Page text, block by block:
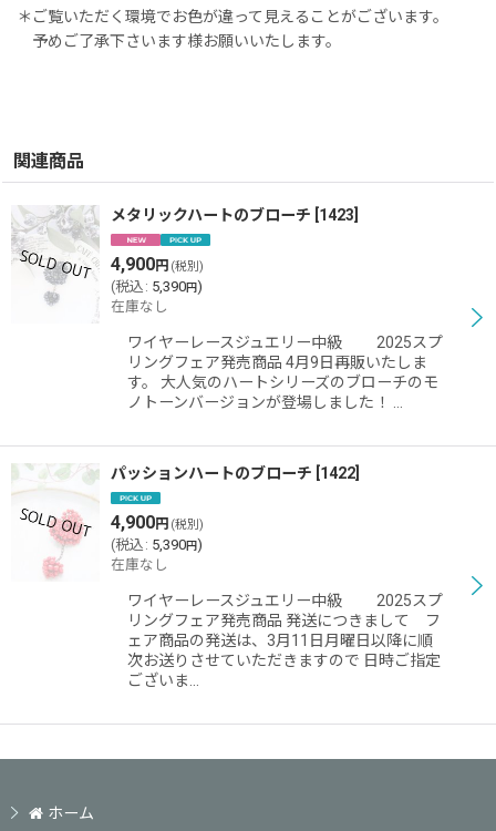
＊ご覧いただく環境でお色が違って見えることがございます。
予めご了承下さいます様お願いいたします。
関連商品
メタリックハートのブローチ 1423
4,900円 (税別)
(税込 : 5,390円)
在庫なし
ワイヤーレースジュエリー中級 2025スプ
リングフェア発売商品 4月9日再販いたしま
す。 大人気のハートシリーズのブローチのモ
ノトーンバージョンが登場しました！ …
パッションハートのブローチ 1422
4,900円 (税別)
(税込 : 5,390円)
在庫なし
ワイヤーレースジュエリー中級 2025スプ
リングフェア発売商品 発送につきまして フ
ェア商品の発送は、3月11日月曜日以降に順
次お送りさせていただきますので 日時ご指定
ございま…
ホーム